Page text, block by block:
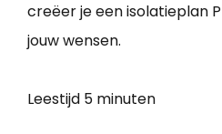
creëer je een isolatieplan
jouw wensen.
Leestijd 5 minuten